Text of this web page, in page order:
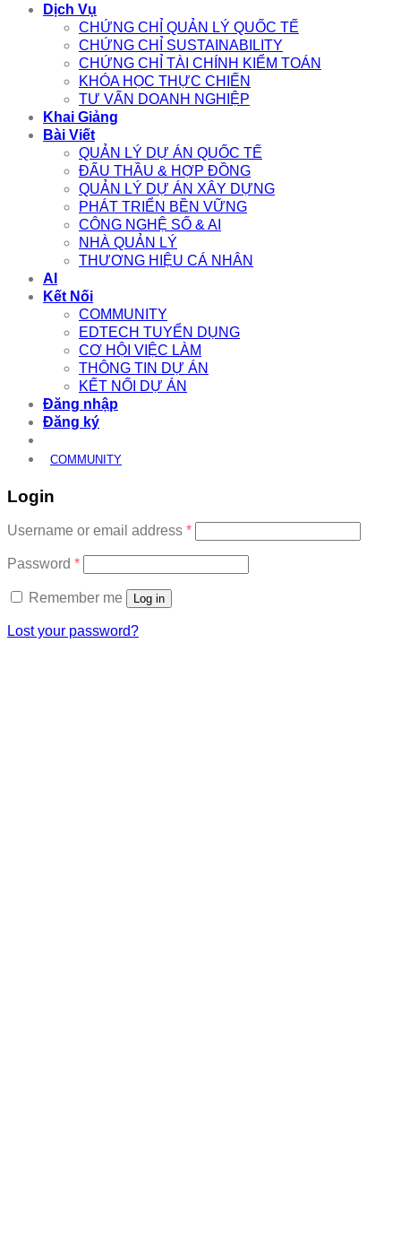
Dịch Vụ
CHỨNG CHỈ QUẢN LÝ QUỐC TẾ
CHỨNG CHỈ SUSTAINABILITY
CHỨNG CHỈ TÀI CHÍNH KIỂM TOÁN
KHÓA HỌC THỰC CHIẾN
TƯ VẤN DOANH NGHIỆP
Khai Giảng
Bài Viết
QUẢN LÝ DỰ ÁN QUỐC TẾ
ĐẤU THẦU & HỢP ĐỒNG
QUẢN LÝ DỰ ÁN XÂY DỰNG
PHÁT TRIỂN BỀN VỮNG
CÔNG NGHỆ SỐ & AI
NHÀ QUẢN LÝ
THƯƠNG HIỆU CÁ NHÂN
AI
Kết Nối
COMMUNITY
EDTECH TUYỂN DỤNG
CƠ HỘI VIỆC LÀM
THÔNG TIN DỰ ÁN
KẾT NỐI DỰ ÁN
Đăng nhập
Đăng ký
COMMUNITY
Login
Username or email address *Required
Password *Required
Remember me Log in
Lost your password?